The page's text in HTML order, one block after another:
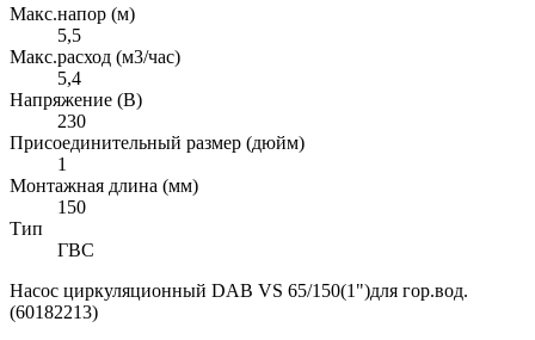
Макс.напор (м)
5,5
Макс.расход (м3/час)
5,4
Напряжение (В)
230
Присоединительный размер (дюйм)
1
Монтажная длина (мм)
150
Тип
ГВС
Насос циркуляционный DAB VS 65/150(1")для гор.вод.
(60182213)